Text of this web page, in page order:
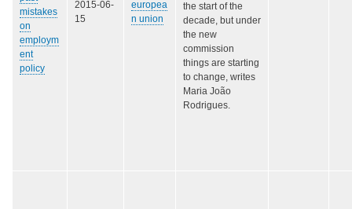
mistakes
on
employm
ent
policy
2015-06-
15
europea
n union
the start of the
decade, but under
the new
commission
things are starting
to change, writes
Maria João
Rodrigues.